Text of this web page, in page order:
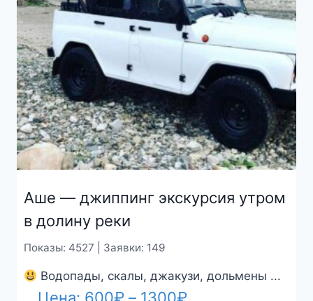
Аше — джиппинг экскурсия утром
в долину реки
Показы: 4527 | Заявки: 149
Водопады, скалы, джакузи, дольмены ...
Диапазон